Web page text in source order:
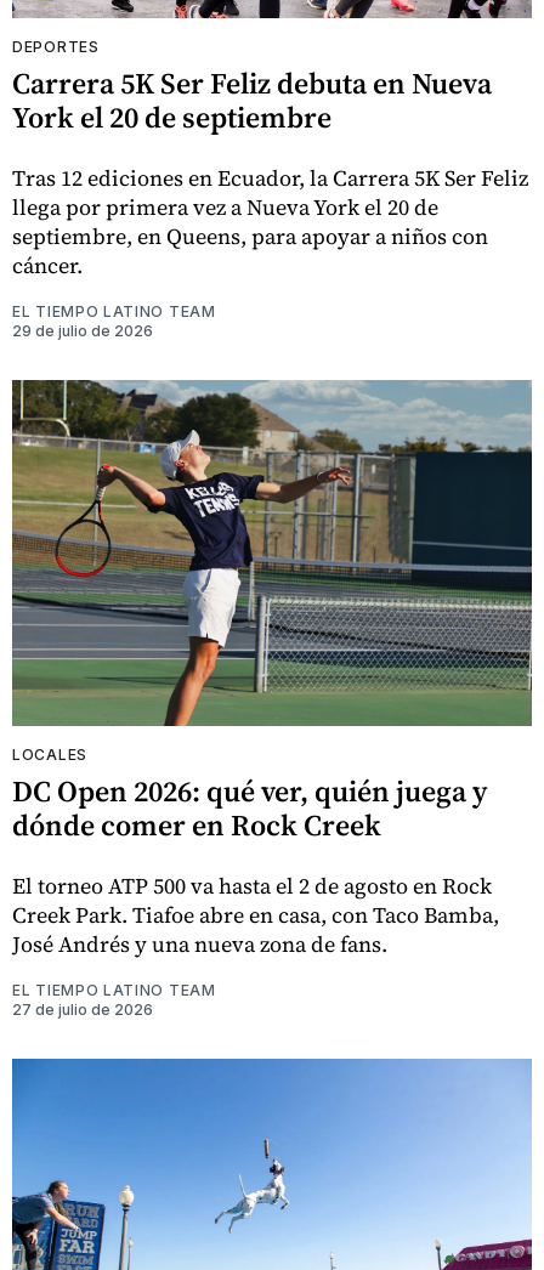
DEPORTES
Carrera 5K Ser Feliz debuta en Nueva
York el 20 de septiembre
Tras 12 ediciones en Ecuador, la Carrera 5K Ser Feliz
llega por primera vez a Nueva York el 20 de
septiembre, en Queens, para apoyar a niños con
cáncer.
EL TIEMPO LATINO TEAM
29 de julio de 2026
LOCALES
DC Open 2026: qué ver, quién juega y
dónde comer en Rock Creek
El torneo ATP 500 va hasta el 2 de agosto en Rock
Creek Park. Tiafoe abre en casa, con Taco Bamba,
José Andrés y una nueva zona de fans.
EL TIEMPO LATINO TEAM
27 de julio de 2026